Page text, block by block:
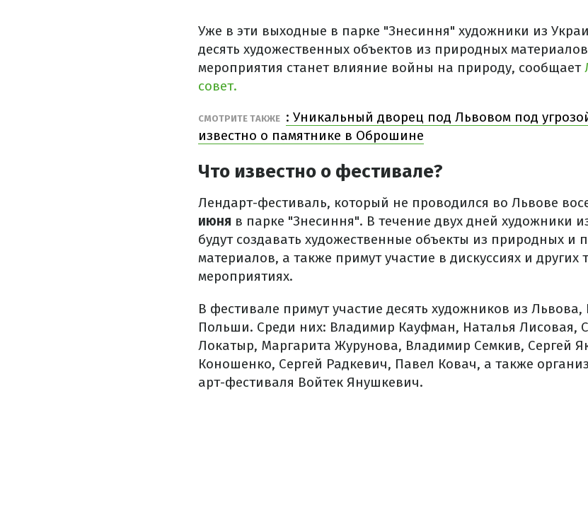
Уже в эти выходные в парке "Знесиння" художники из
десять художественных объектов из природных
мероприятия станет влияние войны на природу, сообщает
совет.
СМОТРИТЕ ТАКЖЕ : Уникальный дворец под Львовом под
известно о памятнике в Оброшине
Что известно о фестивале?
Лендарт-фестиваль, который не проводился во Львове
июня в парке "Знесиння". В течение двух дней художники
будут создавать художественные объекты из природных и
материалов, а также примут участие в дискуссиях и других
мероприятиях.
В фестивале примут участие десять художников из
Польши. Среди них: Владимир Кауфман, Наталья Лисовая,
Локатыр, Маргарита Журунова, Владимир Семкив, Сергей
Коношенко, Сергей Радкевич, Павел Ковач, а также
арт-фестиваля Войтек Янушкевич.